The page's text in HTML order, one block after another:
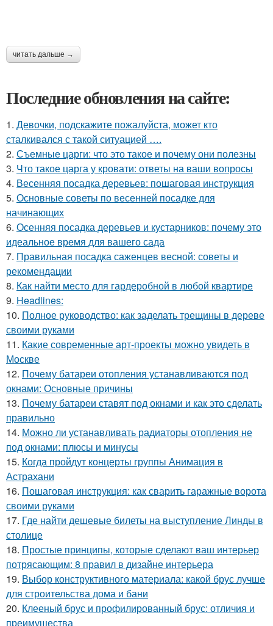
читать дальше →
Последние обновления на сайте:
1. Девочки, подскажите пожалуйста, может кто
сталкивался с такой ситуацией ….
2. Съемные царги: что это такое и почему они полезны
3. Что такое царга у кровати: ответы на ваши вопросы
4. Весенняя посадка деревьев: пошаговая инструкция
5. Основные советы по весенней посадке для
начинающих
6. Осенняя посадка деревьев и кустарников: почему это
идеальное время для вашего сада
7. Правильная посадка саженцев весной: советы и
рекомендации
8. Как найти место для гардеробной в любой квартире
9. Headlines:
10. Полное руководство: как заделать трещины в дереве
своими руками
11. Какие современные арт-проекты можно увидеть в
Москве
12. Почему батареи отопления устанавливаются под
окнами: Основные причины
13. Почему батареи ставят под окнами и как это сделать
правильно
14. Можно ли устанавливать радиаторы отопления не
под окнами: плюсы и минусы
15. Когда пройдут концерты группы Анимация в
Астрахани
16. Пошаговая инструкция: как сварить гаражные ворота
своими руками
17. Где найти дешевые билеты на выступление Линды в
столице
18. Простые принципы, которые сделают ваш интерьер
потрясающим: 8 правил в дизайне интерьера
19. Выбор конструктивного материала: какой брус лучше
для строительства дома и бани
20. Клееный брус и профилированный брус: отличия и
преимущества